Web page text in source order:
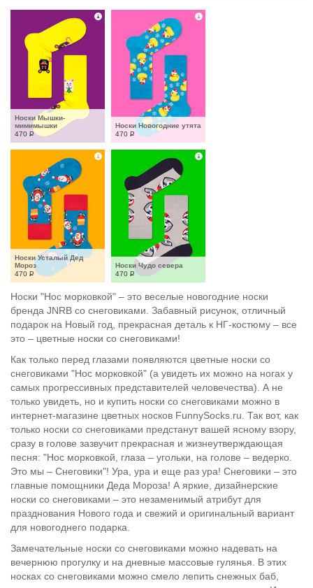
Носки Мышки-
мимимышки
470 Р
Носки Новогодние утята
470 Р
Носки Усталый Дед
Мороз
470 Р
Носки Чудо севера
470 Р
Носки "Нос морковкой" – это веселые новогодние носки
бренда JNRB со снеговиками. Забавный рисунок, отличный
подарок на Новый год, прекрасная деталь к НГ-костюму – все
это – цветные носки со снеговиками!
Как только перед глазами появляются цветные носки со
снеговиками "Нос морковкой" (а увидеть их можно на ногах у
самых прогрессивных представителей человечества). А не
только увидеть, но и купить носки со снеговиками можно в
интернет-магазине цветных носков FunnySocks.ru. Так вот, как
только носки со снеговиками предстанут вашей ясному взору,
сразу в голове зазвучит прекрасная и жизнеутверждающая
песня: "Нос морковкой, глаза – угольки, на голове – ведерко.
Это мы – Снеговики"! Ура, ура и еще раз ура! Снеговики – это
главные помощники Деда Мороза! А яркие, дизайнерские
носки со снеговиками – это незаменимый атрибут для
празднования Нового года и свежий и оригинальный вариант
для новогоднего подарка.
Замечательные носки со снеговиками можно надевать на
вечернюю прогулку и на дневные массовые гулянья. В этих
носках со снеговиками можно смело лепить снежных баб,